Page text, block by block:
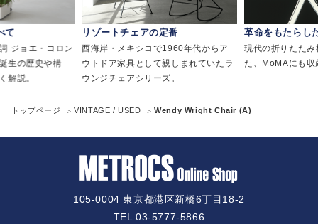
て
ジョエ・コロン
生の歴史や構
解説。
リゾートチェアの定番
西海岸・メキシコで1960年代からア
ウトドア家具として親しまれていたラ
ウンジチェアシリーズ。
革命をもたらし
現代の折りたた
た、MoMAにも収
トップページ VINTAGE / USED Wendy Wright Chair (A)
105-0004 東京都港区新橋6丁目18-2
TEL 03-5777-5866